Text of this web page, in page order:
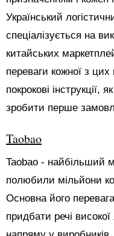
Український
спеціалізується на
китайських
переваги кожної з
покрокові інструкції,
зробити перше
Taobao
Taobao - найбільший
полюбили мільйони
Основна його
придбати речі